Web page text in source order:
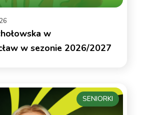
w
w sezonie 2026/2027
SENIORKI